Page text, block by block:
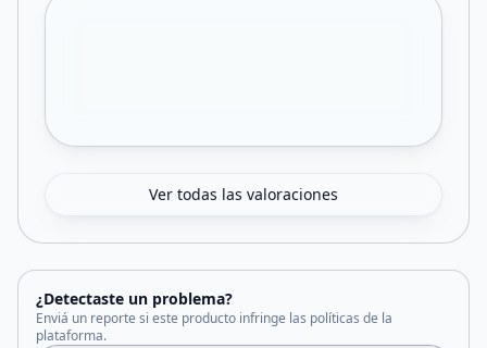
Ver todas las valoraciones
¿Detectaste un problema?
Enviá un reporte si este producto infringe las políticas de la
plataforma.